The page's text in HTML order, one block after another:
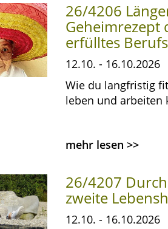
26/4206
Geheimrezept
erfülltes
12.10. - 16.10.2026
Wie du langfristig
leben und arbeiten
mehr lesen>>
26/4207
zweite
12.10. - 16.10.2026